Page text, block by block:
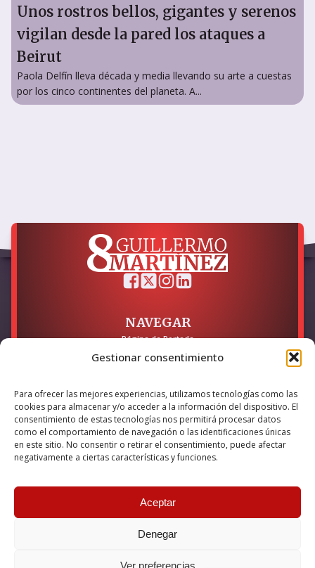
Gestionar consentimiento
Para ofrecer las mejores experiencias, utilizamos tecnologías como las
cookies para almacenar y/o acceder a la información del dispositivo. El
consentimiento de estas tecnologías nos permitirá procesar datos
como el comportamiento de navegación o las identificaciones únicas
en este sitio. No consentir o retirar el consentimiento, puede afectar
negativamente a ciertas características y funciones.
Aceptar
Denegar
Ver preferencias
Unos rostros bellos, gigantes y serenos
vigilan desde la pared los ataques a
Beirut
Paola Delfín lleva década y media llevando su arte a cuestas
por los cinco continentes del planeta. A...
NAVEGAR
Página de Portada
LEGAL
Política de Privacidad
Política de Cookies
Accesibilidad
Esta empresa ha sido beneficiaria del bono Kit Digital y lo ha
internet, financiado por la Unión Europea – NextGeneration EU
© 2026 Guillermo Martínez | Todos los derechos reservados |